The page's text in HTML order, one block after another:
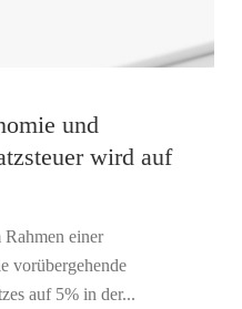
und
wird auf
einer
vorübergehende
auf 5% in der...